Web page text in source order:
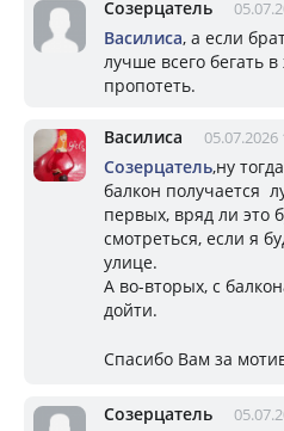
Созерцатель
Василиса, а если
лучше всего бегать
пропотеть.
Василиса 05.07.2026
Созерцатель,ну
балкон получается
первых, вряд ли это
смотреться, если я
улице.
А во-вторых, с
дойти.
Спасибо Вам за
Созерцатель